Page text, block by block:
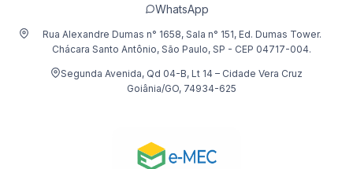
WhatsApp
Rua Alexandre Dumas n° 1658, Sala n° 151, Ed. Dumas Tower.
Chácara Santo Antônio, São Paulo, SP - CEP 04717-004.
Segunda Avenida, Qd 04-B, Lt 14 – Cidade Vera Cruz
Goiânia/GO, 74934-625